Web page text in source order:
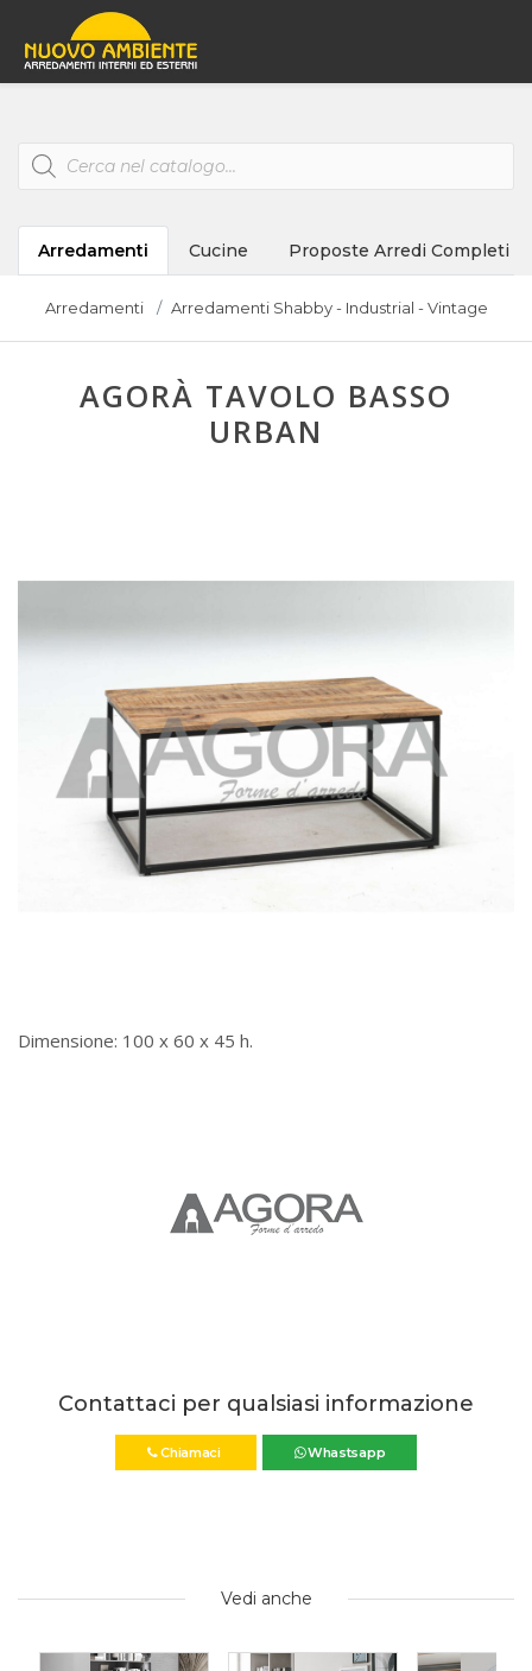
Products
search
Arredamenti Cucine Proposte Arredi Completi
Arredamenti Arredamenti Shabby - Industrial - Vintage
AGORÀ TAVOLO BASSO
URBAN
Dimensione: 100 x 60 x 45 h.
Contattaci per qualsiasi informazione
Chiamaci Whastsapp
Vedi anche